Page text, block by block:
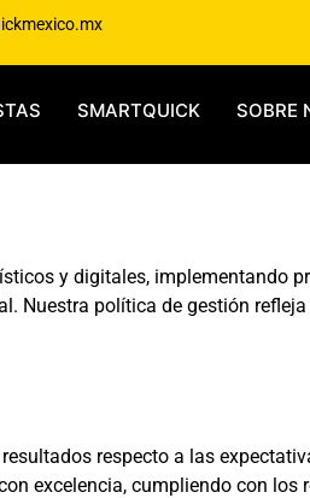
SMARTQUICK SOBRE
y digitales, implementando
Nuestra política de gestión
respecto a las
excelencia, cumpliendo con